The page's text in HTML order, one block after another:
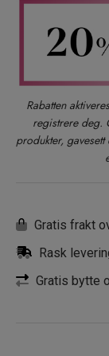
Rabatten
registrere deg.
produkter,
Gratis frakt
Rask
Gratis bytte